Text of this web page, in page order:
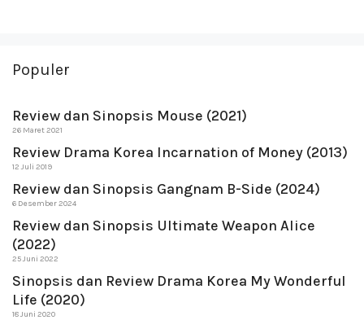
Populer
Review dan Sinopsis Mouse (2021)
26 Maret 2021
Review Drama Korea Incarnation of Money (2013)
12 Juli 2019
Review dan Sinopsis Gangnam B-Side (2024)
6 Desember 2024
Review dan Sinopsis Ultimate Weapon Alice
(2022)
25 Juni 2022
Sinopsis dan Review Drama Korea My Wonderful
Life (2020)
18 Juni 2020